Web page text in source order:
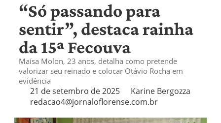
“Só passando para
sentir”, destaca rainha
da 15ª Fecouva
Maísa Molon, 23 anos, detalha como pretende
valorizar seu reinado e colocar Otávio Rocha em
evidência
21 de setembro de 2025
Karine Bergozza
redacao4@jornaloflorense.com.br